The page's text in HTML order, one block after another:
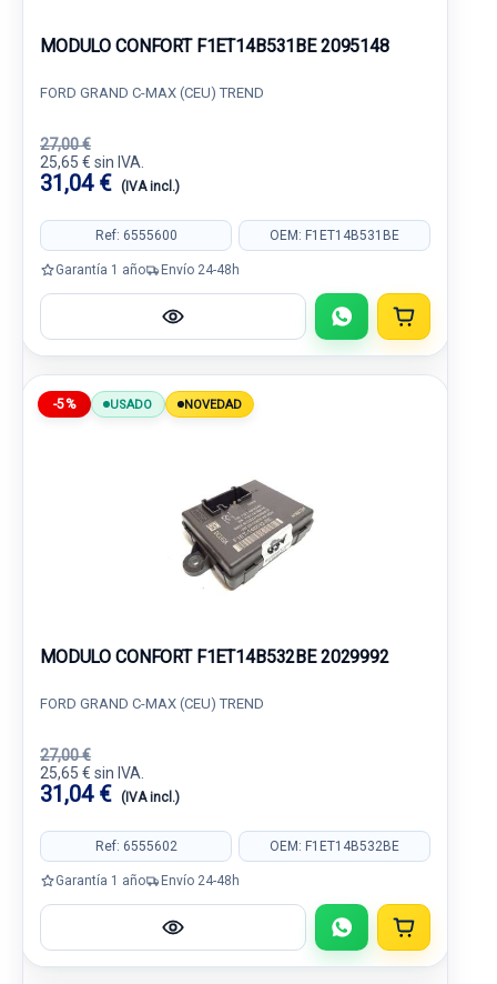
MODULO CONFORT F1ET14B531BE 2095148
FORD GRAND C-MAX (CEU) TREND
27,00 €
25,65 € sin IVA.
31,04 € (IVA incl.)
Ref: 6555600 OEM: F1ET14B531BE
Garantía 1 año Envío 24-48h
-5% USADO NOVEDAD
MODULO CONFORT F1ET14B532BE 2029992
FORD GRAND C-MAX (CEU) TREND
27,00 €
25,65 € sin IVA.
31,04 € (IVA incl.)
Ref: 6555602 OEM: F1ET14B532BE
Garantía 1 año Envío 24-48h